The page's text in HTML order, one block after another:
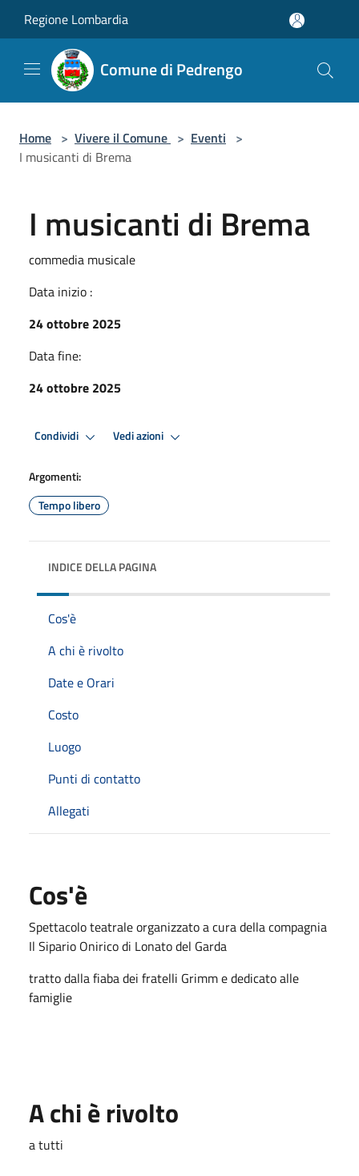
Regione Lombardia
Comune di Pedrengo
Home > Vivere il Comune > Eventi >
I musicanti di Brema
I musicanti di Brema
commedia musicale
Data inizio :
24 ottobre 2025
Data fine:
24 ottobre 2025
Condividi Vedi azioni
Argomenti:
Tempo libero
INDICE DELLA PAGINA
Cos'è
A chi è rivolto
Date e Orari
Costo
Luogo
Punti di contatto
Allegati
Cos'è
Spettacolo teatrale organizzato a cura della compagnia
Il Sipario Onirico di Lonato del Garda
tratto dalla fiaba dei fratelli Grimm e dedicato alle
famiglie
A chi è rivolto
a tutti